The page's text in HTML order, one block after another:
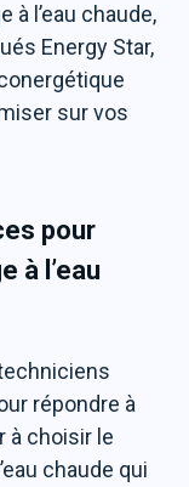
à l’eau chaude,
Energy Star,
sur vos
pour
à l’eau
répondre à
à choisir le
chaude qui